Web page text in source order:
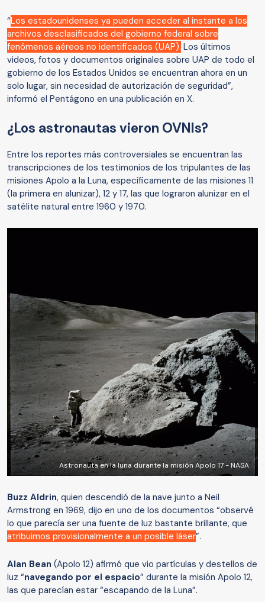
“Los estadounidenses ya pueden acceder al instante a los
archivos desclasificados del gobierno federal sobre
fenómenos aéreos no identificados (UAP). Los últimos
videos, fotos y documentos originales sobre UAP de todo el
gobierno de los Estados Unidos se encuentran ahora en un
solo lugar, sin necesidad de autorización de seguridad”,
informó el Pentágono en una publicación en X.
¿Los astronautas vieron OVNIs?
Entre los reportes más controversiales se encuentran las
transcripciones de los testimonios de los tripulantes de las
misiones Apolo a la Luna, específicamente de las misiones 11
(la primera en alunizar), 12 y 17, las que lograron alunizar en el
satélite natural entre 1960 y 1970.
Astronauta en la luna durante la misión Apolo 17 - NASA
Buzz Aldrin, quien descendió de la nave junto a Neil
Armstrong en 1969, dijo en uno de los documentos “observé
lo que parecía ser una fuente de luz bastante brillante, que
atribuimos provisionalmente a un posible láser”.
Alan Bean (Apolo 12) afirmó que vio partículas y destellos de
luz “navegando por el espacio” durante la misión Apolo 12,
las que parecían estar “escapando de la Luna”.